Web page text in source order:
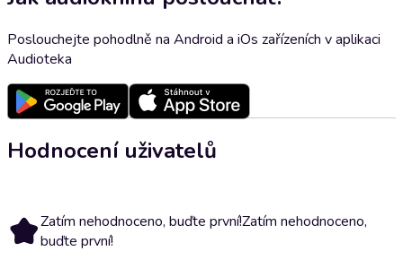
Poslouchejte pohodlně na Android a iOs zařízeních v aplikaci
Audioteka
Hodnocení uživatelů
Zatím nehodnoceno, buďte první!Zatím nehodnoceno,
buďte první!